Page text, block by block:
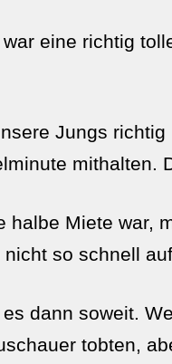
eine richtig
Jungs
mithalten.
halbe Miete war,
so schnell
dann soweit.
tobten,